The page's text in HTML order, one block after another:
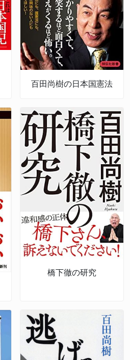
百田尚樹の日本国憲法
橋下徹の研究